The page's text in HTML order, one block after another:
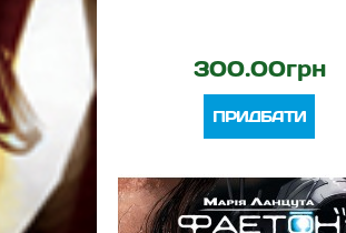
300.00грн
ПРИДБАТИ